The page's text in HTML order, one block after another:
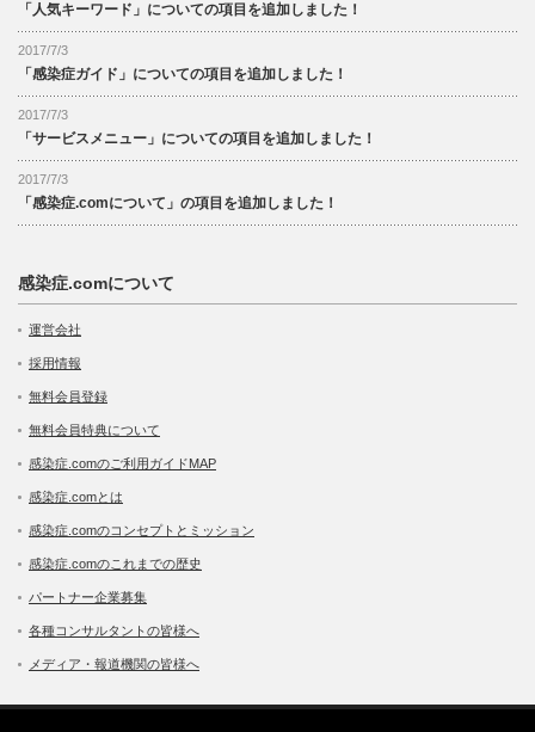
「人気キーワード」についての項目を追加しました！
2017/7/3
「感染症ガイド」についての項目を追加しました！
2017/7/3
「サービスメニュー」についての項目を追加しました！
2017/7/3
「感染症.comについて」の項目を追加しました！
感染症.comについて
運営会社
採用情報
無料会員登録
無料会員特典について
感染症.comのご利用ガイドMAP
感染症.comとは
感染症.comのコンセプトとミッション
感染症.comのこれまでの歴史
パートナー企業募集
各種コンサルタントの皆様へ
メディア・報道機関の皆様へ